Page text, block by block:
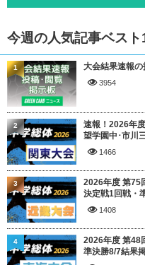
今週の人気記事ベスト
大会結果速報
3954
1
速報！2026年
望学園中･市川
1466
2
2026年度 第75
決定戦1回戦・
1408
3
2026年度 第48
準決勝8/7結果
4